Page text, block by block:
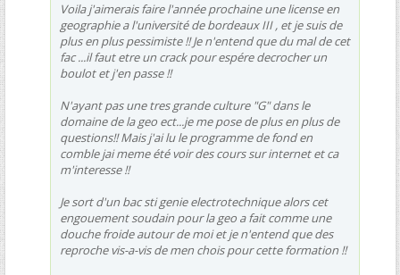
Voila j'aimerais faire l'année prochaine une license en
geographie a l'université de bordeaux III , et je suis de
plus en plus pessimiste !! Je n'entend que du mal de cet
fac ...il faut etre un crack pour espére decrocher un
boulot et j'en passe !!
N'ayant pas une tres grande culture "G" dans le
domaine de la geo ect...je me pose de plus en plus de
questions!! Mais j'ai lu le programme de fond en
comble jai meme été voir des cours sur internet et ca
m'interesse !!
Je sort d'un bac sti genie electrotechnique alors cet
engouement soudain pour la geo a fait comme une
douche froide autour de moi et je n'entend que des
reproche vis-a-vis de men chois pour cette formation !!